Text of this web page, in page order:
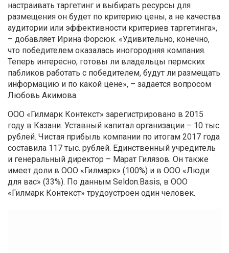
настраивать таргетинг и выбирать ресурсы для
размещения он будет по критерию цены, а не качества
аудитории или эффективности критериев таргетинга»,
– добавляет Ирина Форсюк. «Удивительно, конечно,
что победителем оказалась иногородняя компания.
Теперь интересно, готовы ли владельцы пермских
пабликов работать с победителем, будут ли размещать
информацию и по какой цене», – задается вопросом
Любовь Акимова.
ООО «Гилмарк Контекст» зарегистрировано в 2015
году в Казани. Уставный капитал организации – 10 тыс.
рублей. Чистая прибыль компании по итогам 2017 года
составила 117 тыс. рублей. Единственный учредитель
и генеральный директор – Марат Гилязов. Он также
имеет доли в ООО «Гилмарк» (100%) и в ООО «Люди
для вас» (33%). По данным Seldon.Basis, в ООО
«Гилмарк Контекст» трудоустроен один человек.